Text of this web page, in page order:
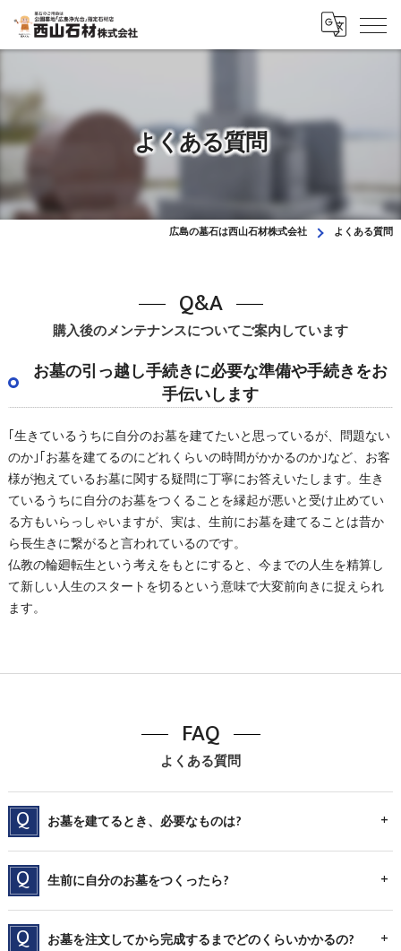
よくある質問
広島の墓石は西山石材株式会社 よくある質問
購入後のメンテナンスについてご案内しています
Q&A
お墓の引っ越し手続きに必要な準備や手続きをお
手伝いします
｢生きているうちに自分のお墓を建てたいと思っているが、問題ない
のか｣｢お墓を建てるのにどれくらいの時間がかかるのか｣など、お客
様が抱えているお墓に関する疑問に丁寧にお答えいたします。生き
ているうちに自分のお墓をつくることを縁起が悪いと受け止めてい
る方もいらっしゃいますが、実は、生前にお墓を建てることは昔か
ら長生きに繋がると言われているのです。
仏教の輪廻転生という考えをもとにすると、今までの人生を精算し
て新しい人生のスタートを切るという意味で大変前向きに捉えられ
ます。
よくある質問
FAQ
お墓を建てるとき、必要なものは?
生前に自分のお墓をつくったら?
お墓を注文してから完成するまでどのくらいかかるの?